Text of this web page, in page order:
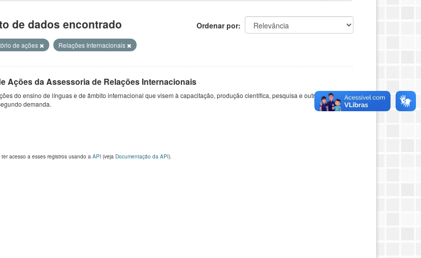
Ordenar por
de dados encontrado
de ações Relações Internacionais
Ações da Assessoria de Relações Internacionais
do ensino de línguas e de âmbito internacional que visem à capacitação, produção científica, pesquisa e outras
demanda.
acesso a esses registros usando aAPI (veja Documentação da API).